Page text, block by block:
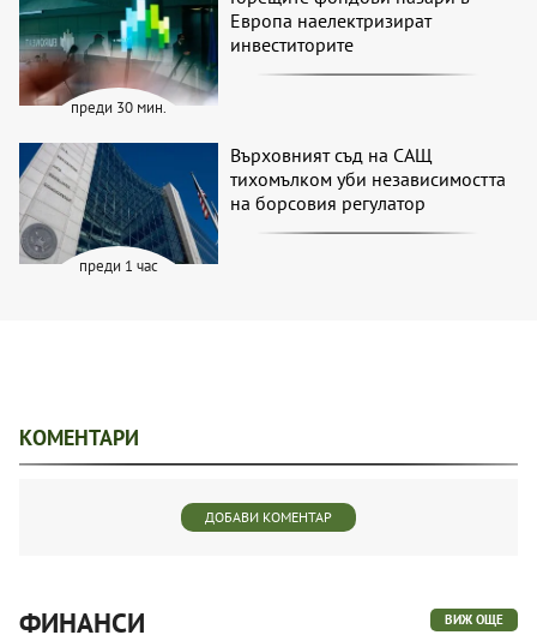
преди 30 мин.
Европа наелектризират
инвеститорите
преди 1 час
Върховният съд на САЩ
тихомълком уби независимостта
на борсовия регулатор
КОМЕНТАРИ
ДОБАВИ КОМЕНТАР
ФИНАНСИ ВИЖ ОЩЕ